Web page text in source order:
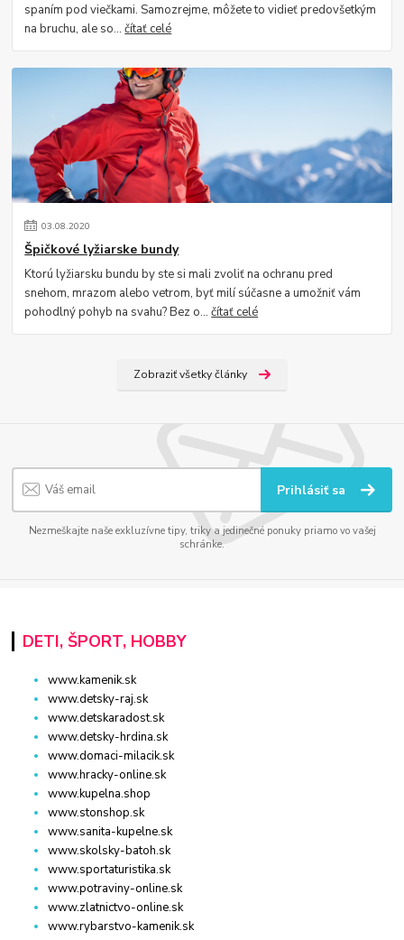
spaním pod viečkami. Samozrejme, môžete to vidieť predovšetkým
na bruchu, ale so...čítať celé
03.08.2020
Špičkové lyžiarske bundy
Ktorú lyžiarsku bundu by ste si mali zvoliť na ochranu pred
snehom, mrazom alebo vetrom, byť milí súčasne a umožniť vám
pohodlný pohyb na svahu? Bez o...čítať celé
Zobraziť všetky články
Prihlásiť sa
Nezmeškajte naše exkluzívne tipy, triky a jedinečné ponuky priamo vo vašej
schránke.
DETI, ŠPORT, HOBBY
www.kamenik.sk
www.detsky-raj.sk
www.detskaradost.sk
www.detsky-hrdina.sk
www.domaci-milacik.sk
www.hracky-online.sk
www.kupelna.shop
www.stonshop.sk
www.sanita-kupelne.sk
www.skolsky-batoh.sk
www.sportaturistika.sk
www.potraviny-online.sk
www.zlatnictvo-online.sk
www.rybarstvo-kamenik.sk